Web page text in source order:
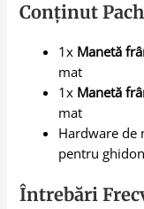
Conținut
1x Manetă
mat
1x Manetă
mat
Hardware
pentru
Întrebări